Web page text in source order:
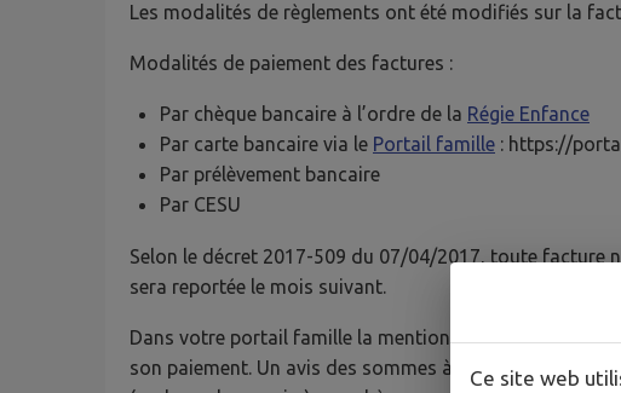
Les modalités de règlements ont été modifiés sur la
Modalités de paiement des factures :
Par chèque bancaire à l’ordre de la Régie Enfance
Par carte bancaire via le Portail famille : https://
Par prélèvement bancaire
Par CESU
Selon le décret 2017-509 du 07/04/2017, toute facture
sera reportée le mois suivant.
Dans votre portail famille la mention « Titre émis/
son paiement. Un avis des sommes à payer vous sera
Ce site web